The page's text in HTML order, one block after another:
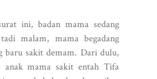
ini, badan mama sedang
malam, mama begadang
baru sakit demam. Dari dulu,
mama sakit entah Tifa